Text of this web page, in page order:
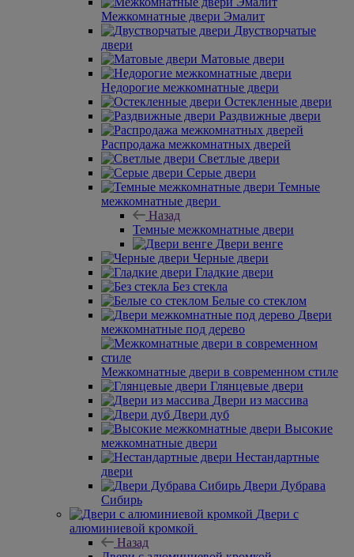
Межкомнатные двери Эмалит
Двустворчатые
двери
Матовые двери
Недорогие межкомнатные двери
Остекленные двери
Раздвижные двери
Распродажа межкомнатных дверей
Светлые двери
Серые двери
Темные
межкомнатные двери
Назад
Темные межкомнатные двери
Двери венге
Черные двери
Гладкие двери
Без стекла
Белые со стеклом
Двери
межкомнатные под дерево
Межкомнатные двери в современном стиле
Глянцевые двери
Двери из массива
Двери дуб
Высокие
межкомнатные двери
Нестандартные
двери
Двери Дубрава
Сибирь
Двери с
алюминиевой кромкой
Назад